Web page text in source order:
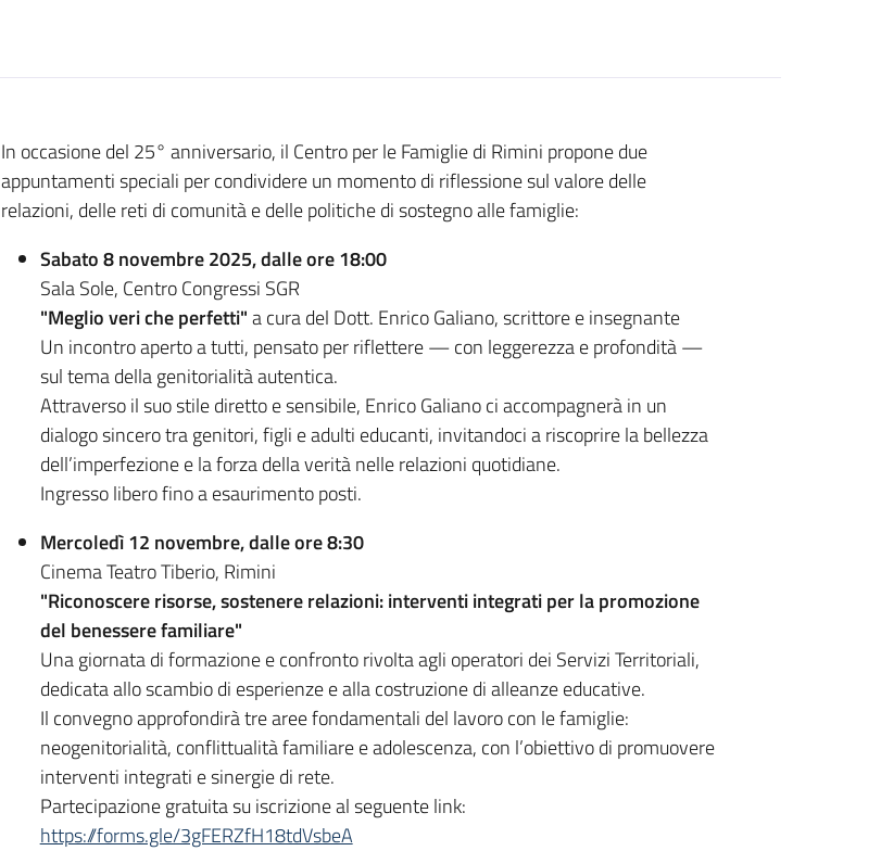
Introduzione
In occasione del 25° anniversario, il Centro per le Famiglie di Rimini propone due
appuntamenti speciali per condividere un momento di riflessione sul valore delle
relazioni, delle reti di comunità e delle politiche di sostegno alle famiglie:
Sabato 8 novembre 2025, dalle ore 18:00
Sala Sole, Centro Congressi SGR
"Meglio veri che perfetti"a cura del Dott. Enrico Galiano, scrittore e insegnante
Un incontro aperto a tutti, pensato per riflettere — con leggerezza e profondità —
sul tema della genitorialità autentica.
Attraverso il suo stile diretto e sensibile, Enrico Galiano ci accompagnerà in un
dialogo sincero tra genitori, figli e adulti educanti, invitandoci a riscoprire la bellezza
dell’imperfezione e la forza della verità nelle relazioni quotidiane.
Ingresso libero fino a esaurimento posti.
Mercoledì 12 novembre, dalle ore 8:30
Cinema Teatro Tiberio, Rimini
"Riconoscere risorse, sostenere relazioni: interventi integrati per la promozione
del benessere familiare"
Una giornata di formazione e confronto rivolta agli operatori dei Servizi Territoriali,
dedicata allo scambio di esperienze e alla costruzione di alleanze educative.
Il convegno approfondirà tre aree fondamentali del lavoro con le famiglie:
neogenitorialità, conflittualità familiare e adolescenza, con l’obiettivo di promuovere
interventi integrati e sinergie di rete.
Partecipazione gratuita su iscrizione al seguente link:
https://forms.gle/3gFERZfH18tdVsbeA